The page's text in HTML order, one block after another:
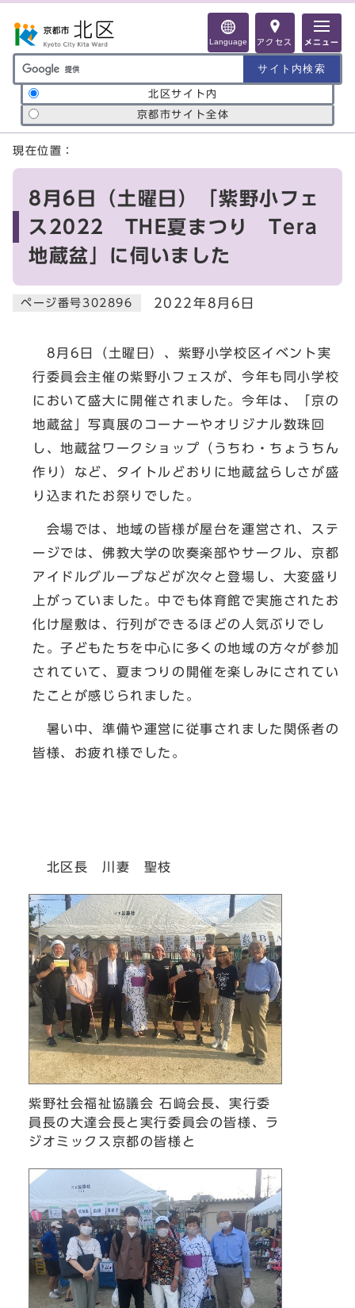
Language アクセス メニュー
サイト内検索の範囲
北区サイト内
京都市サイト全体
ここから本文です
現在位置：
8月6日（土曜日）「紫野小フェ
ス2022 THE夏まつり Tera
地蔵盆」に伺いました
ページ番号302896 2022年8月6日
8月6日（土曜日）、紫野小学校区イベント実
行委員会主催の紫野小フェスが、今年も同小学校
において盛大に開催されました。今年は、「京の
地蔵盆」写真展のコーナーやオリジナル数珠回
し、地蔵盆ワークショップ（うちわ・ちょうちん
作り）など、タイトルどおりに地蔵盆らしさが盛
り込まれたお祭りでした。
会場では、地域の皆様が屋台を運営され、ステ
ージでは、佛教大学の吹奏楽部やサークル、京都
アイドルグループなどが次々と登場し、大変盛り
上がっていました。中でも体育館で実施されたお
化け屋敷は、行列ができるほどの人気ぶりでし
た。子どもたちを中心に多くの地域の方々が参加
されていて、夏まつりの開催を楽しみにされてい
たことが感じられました。
暑い中、準備や運営に従事されました関係者の
皆様、お疲れ様でした。
北区長 川妻 聖枝
紫野社会福祉協議会 石﨑会長、実行委
員長の大達会長と実行委員会の皆様、ラ
ジオミックス京都の皆様と